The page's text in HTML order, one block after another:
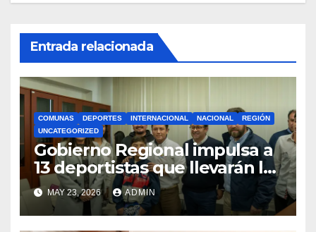
Entrada relacionada
COMUNAS DEPORTES INTERNACIONAL NACIONAL
REGIÓN
UNCATEGORIZED
Gobierno Regional impulsa a
13 deportistas que llevarán la
bandera maulina a
competencias
internacionales
MAY 23, 2026 ADMIN